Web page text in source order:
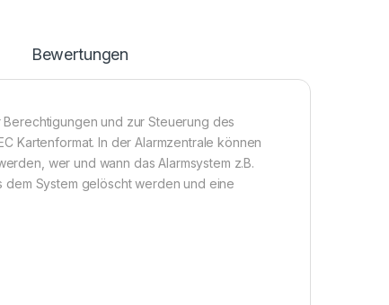
Bewertungen
und zur Steuerung des
Kartenformat. In der Alarmzentrale können
wer und wann das Alarmsystem z.B.
dem System gelöscht werden und eine